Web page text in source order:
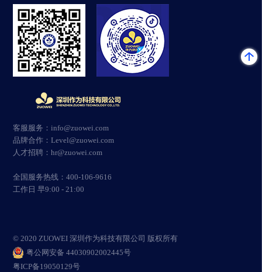
客服服务：info@zuowei.com
品牌合作：Level@zuowei.com
人才招聘：hr@zuowei.com
全国服务热线：400-106-9616
工作日 早9:00 - 21:00
© 2020 ZUOWEI 深圳作为科技有限公司 版权所有
粤公网安备 44030902002445号
粤ICP备19050129号